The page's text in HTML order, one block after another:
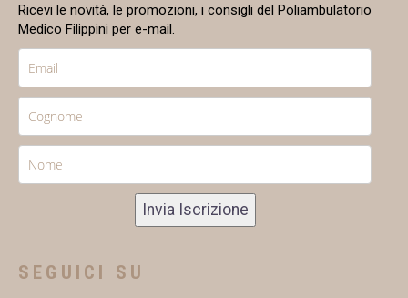
Ricevi le novità, le promozioni, i consigli del Poliambulatorio
Medico Filippini per e-mail.
Invia Iscrizione
SEGUICI SU